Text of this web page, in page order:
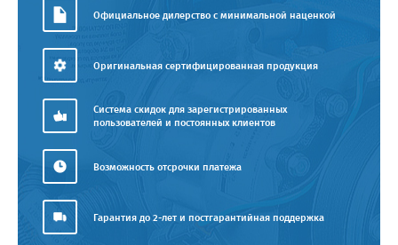
Официальное дилерство с минимальной наценкой
Оригинальная сертифицированная продукция
Система скидок для зарегистрированных
пользователей и постоянных клиентов
Возможность отсрочки платежа
Гарантия до 2-лет и постгарантийная поддержка